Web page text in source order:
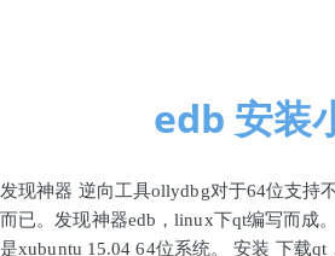
edb 安装
发现神器 逆向工具ollydbg对于64位支持
而已。发现神器edb，linux下qt编写而成
是xubuntu 15.04 64位系统。 安装 下载qt